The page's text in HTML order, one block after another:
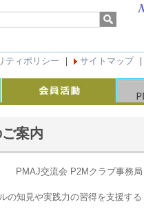
ティポリシー ｜ サイトマップ｜
案内
PMAJ交流会 P2Mクラブ事務局
の知見や実践力の習得を支援する